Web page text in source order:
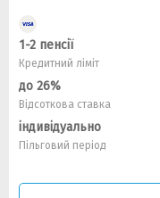
1-2 пенсії
Кредитний ліміт
до 26%
Відсоткова ставка
індивідуально
Пільговий період